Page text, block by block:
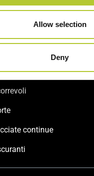
Allow selection
Deny
e portefinestre
continue